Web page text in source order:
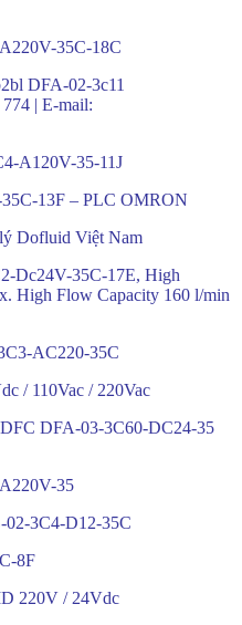
35C-18C
DFA-02-3c11
| E-mail:
A120V-35-11J
13F – PLC OMRON
Dofluid Việt Nam
Dc24V-35C-17E, High
High Flow Capacity 160 l/min
AC220-35C
/ 110Vac / 220Vac
DFA-03-3C60-DC24-35
35
3C4-D12-35C
8F
220V / 24Vdc